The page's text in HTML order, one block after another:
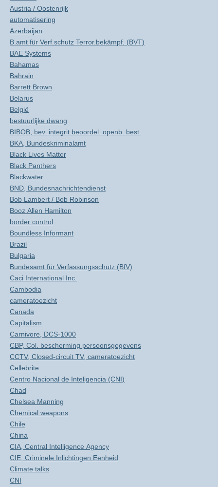
Austria / Oostenrijk
automatisering
Azerbaijan
B.amt für Verf.schutz Terror.bekämpf. (BVT)
BAE Systems
Bahamas
Bahrain
Barrett Brown
Belarus
België
bestuurlijke dwang
BIBOB, bev. integrit.beoordel. openb. best.
BKA, Bundeskriminalamt
Black Lives Matter
Black Panthers
Blackwater
BND, Bundesnachrichtendienst
Bob Lambert / Bob Robinson
Booz Allen Hamilton
border control
Boundless Informant
Brazil
Bulgaria
Bundesamt für Verfassungsschutz (BfV)
Caci International Inc.
Cambodia
cameratoezicht
Canada
Capitalism
Carnivore, DCS-1000
CBP, Col. bescherming persoonsgegevens
CCTV, Closed-circuit TV, cameratoezicht
Cellebrite
Centro Nacional de Inteligencia (CNI)
Chad
Chelsea Manning
Chemical weapons
Chile
China
CIA, Central Intelligence Agency
CIE, Criminele Inlichtingen Eenheid
Climate talks
CNI